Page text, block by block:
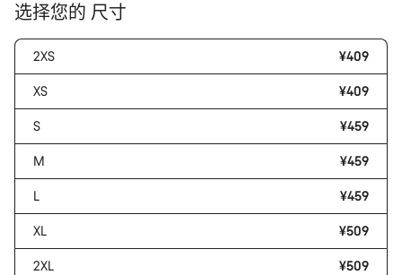
产
配
选择您的 尺寸
2XS ¥409
XS ¥409
S ¥459
M ¥459
L ¥459
XL ¥509
2XL ¥509